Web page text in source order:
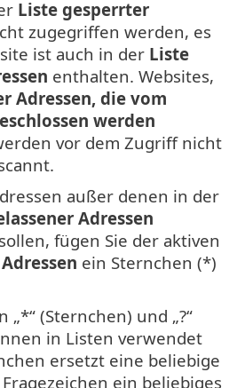
Liste gesperrter
zugegriffen werden, es
ist auch in der Liste
enthalten. Websites,
Adressen, die vom
werden
vor dem Zugriff nicht
außer denen in der
Adressen
fügen Sie der aktiven
ein Sternchen (*)
„*“ (Sternchen) und „?“
in Listen verwendet
ersetzt eine beliebige
ein beliebiges